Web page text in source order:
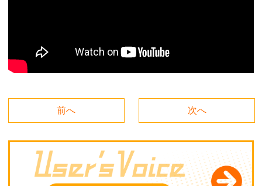
前へ 次へ